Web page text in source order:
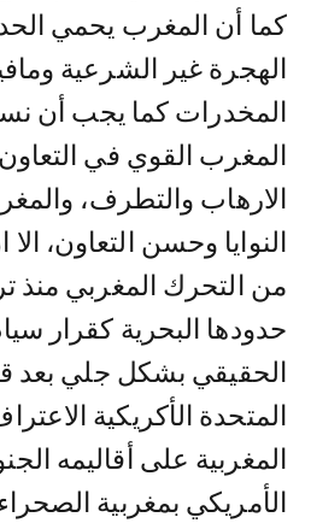
كما أن المغرب يحمي
الهجرة غير الشرعية
المخدرات كما يجب أن
المغرب القوي في
الارهاب والتطرف،
النوايا وحسن التعاون،
من التحرك المغربي منذ
حدودها البحرية كقرار
الحقيقي بشكل جلي بعد
المتحدة الأكريكية
المغربية على أقاليمه
الأمريكي بمغربية